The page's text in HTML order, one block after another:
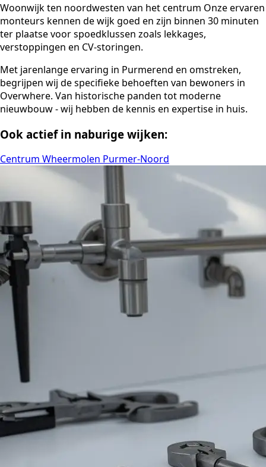
Woonwijk ten noordwesten van het centrum Onze ervaren
monteurs kennen de wijk goed en zijn binnen 30 minuten
ter plaatse voor spoedklussen zoals lekkages,
verstoppingen en CV-storingen.
Met jarenlange ervaring in Purmerend en omstreken,
begrijpen wij de specifieke behoeften van bewoners in
Overwhere. Van historische panden tot moderne
nieuwbouw - wij hebben de kennis en expertise in huis.
Ook actief in naburige wijken:
Centrum Wheermolen Purmer-Noord